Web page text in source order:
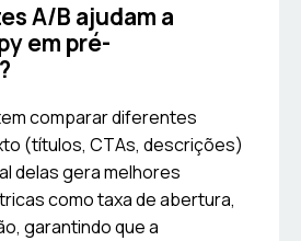
A/B ajudam a
em pré-
comparar diferentes
(títulos, CTAs, descrições)
delas gera melhores
como taxa de abertura,
garantindo que a